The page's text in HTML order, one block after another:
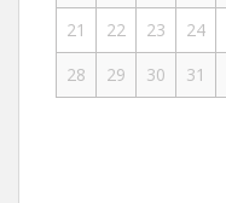
21
22 23 24
28
29 30 31